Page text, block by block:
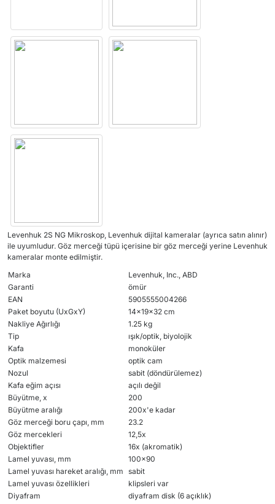
Levenhuk 2S NG Mikroskop, Levenhuk dijital kameralar (ayrıca satın alınır)
ile uyumludur. Göz merceği tüpü içerisine bir göz merceği yerine Levenhuk
kameralar monte edilmiştir.
Marka
Levenhuk, Inc., ABD
Garanti
ömür
EAN
5905555004266
Paket boyutu (UxGxY)
14x19x32 cm
Nakliye Ağırlığı
1.25 kg
Tip
ışık/optik, biyolojik
Kafa
monoküler
Optik malzemesi
optik cam
Nozul
sabit (döndürülemez)
Kafa eğim açısı
açılı değil
Büyütme, x
200
Büyütme aralığı
200x'e kadar
Göz merceği boru çapı, mm
23.2
Göz mercekleri
12,5x
Objektifler
16x (akromatik)
Lamel yuvası, mm
100x90
Lamel yuvası hareket aralığı, mm sabit
Lamel yuvası özellikleri
klipsleri var
Diyafram
diyafram disk (6 açıklık)